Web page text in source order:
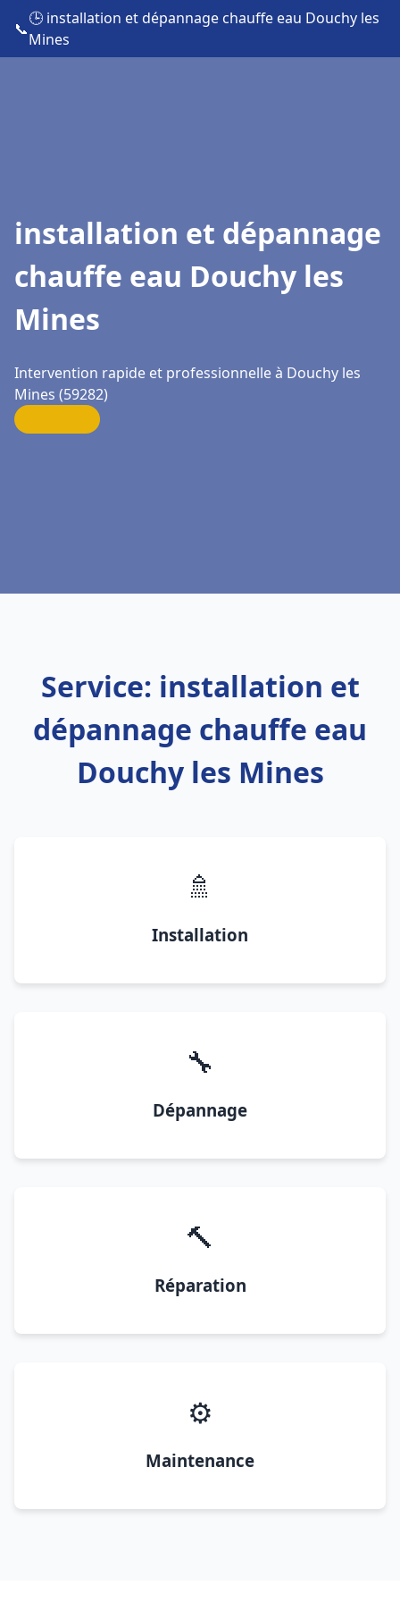
📞
🕒 installation et dépannage chauffe eau Douchy les
Mines
installation et dépannage
chauffe eau Douchy les
Mines
Intervention rapide et professionnelle à Douchy les
Mines (59282)
Service: installation et
dépannage chauffe eau
Douchy les Mines
🚿
Installation
🔧
Dépannage
🔨
Réparation
⚙️
Maintenance